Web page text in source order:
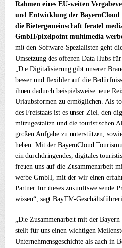
Rahmen eines EU-weiten
und Entwicklung der BayernCloud
die Bietergemeinschaft feratel
GmbH/pixelpoint multimedia
mit den Software-Spezialisten geht
Umsetzung des offenen Data Hubs
„Die Digitalisierung gibt unserer
besser und flexibler auf die
ihnen dadurch beispielsweise neue
Urlaubsformen zu ermöglichen. Als
des Freistaats ist es unser Ziel, den
mitzugestalten und die touristischen
großen Aufgabe zu unterstützen,
heben. Mit der BayernCloud
ein durchdringendes, digitales
freuen uns auf die Zusammenarbeit
werbe GmbH, mit der wir einen
Partner für dieses zukunftsweisende
wissen“, sagt BayTM-
„Die Zusammenarbeit mit der
stellt für uns einen wichtigen
Unternehmensgeschichte als auch in